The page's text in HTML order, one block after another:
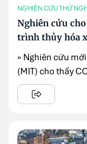
NGHIÊN CỨU THỬ
Nghiên cứu cho
trình thủy hóa
» Nghiên cứu
(MIT) cho thấy